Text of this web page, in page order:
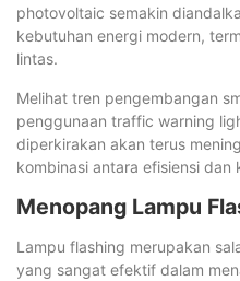
photovoltaic semakin
kebutuhan energi modern,
lintas.
Melihat tren pengembangan
penggunaan traffic warning
diperkirakan akan terus
kombinasi antara efisiensi dan
Menopang Lampu
Lampu flashing merupakan
yang sangat efektif dalam